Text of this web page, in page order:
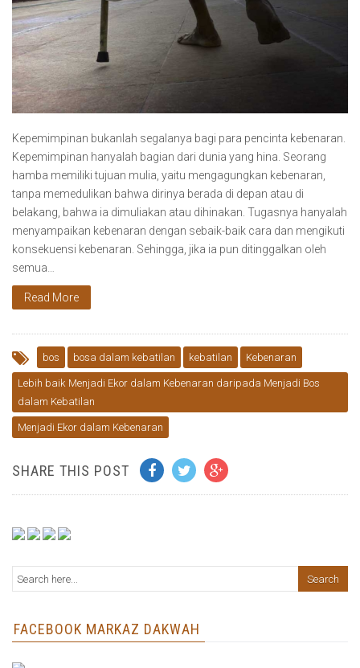
Kepemimpinan bukanlah segalanya bagi para pencinta kebenaran.
Kepemimpinan hanyalah bagian dari dunia yang hina. Seorang
hamba memiliki tujuan mulia, yaitu mengagungkan kebenaran,
tanpa memedulikan bahwa dirinya berada di depan atau di
belakang, bahwa ia dimuliakan atau dihinakan. Tugasnya hanyalah
menyampaikan kebenaran dengan sebaik-baik cara dan mengikuti
konsekuensi kebenaran. Sehingga, jika ia pun ditinggalkan oleh
semua…
Read More
bos bosa dalam kebatilan kebatilan Kebenaran
Lebih baik Menjadi Ekor dalam Kebenaran daripada Menjadi Bos
dalam Kebatilan
Menjadi Ekor dalam Kebenaran
SHARE THIS POST
FACEBOOK MARKAZ DAKWAH